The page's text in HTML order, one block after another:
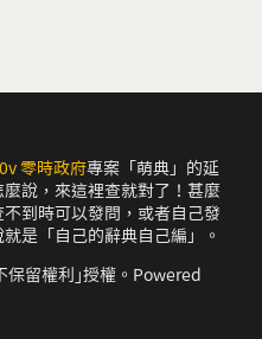
零時政府專案「萌典」的延
說，來這裡查就對了！甚麼
到時可以發問，或者自己發
是「自己的辭典自己編」。
保留權利｣授權。Powered